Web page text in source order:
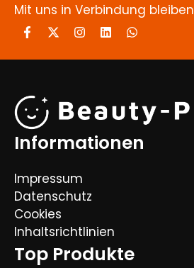
Mit uns in Verbindung bleiben
Informationen
Impressum
Datenschutz
Cookies
Inhaltsrichtlinien
Top Produkte